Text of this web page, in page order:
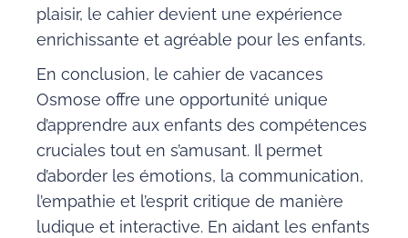
plaisir, le cahier devient une expérience
enrichissante et agréable pour les enfants.
En conclusion, le cahier de vacances
Osmose offre une opportunité unique
d’apprendre aux enfants des compétences
cruciales tout en s’amusant. Il permet
d’aborder les émotions, la communication,
l’empathie et l’esprit critique de manière
ludique et interactive. En aidant les enfants